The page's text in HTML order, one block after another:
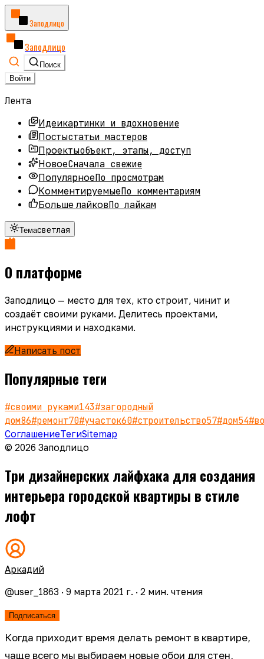
Заподлицо
Заподлицо
Поиск
Войти
Лента
Идеикартинки и вдохновение
Постыстатьи мастеров
Проектыобъект, этапы, доступ
НовоеСначала свежие
ПопулярноеПо просмотрам
КомментируемыеПо комментариям
Больше лайковПо лайкам
Темасветлая
О платформе
Заподлицо — место для тех, кто строит, чинит и
создаёт своими руками. Делитесь проектами,
инструкциями и находками.
Написать пост
Популярные теги
#своими руками143#загородный
дом86#ремонт70#участок60#строительство57#дом54#
СоглашениеТегиSitemap
© 2026 Заподлицо
Три дизайнерских лайфхака для создания
интерьера городской квартиры в стиле
лофт
Аркадий
@user_1863 · 9 марта 2021 г. · 2 мин. чтения
Подписаться
Когда приходит время делать ремонт в квартире,
чаще всего мы выбираем новые обои для стен,